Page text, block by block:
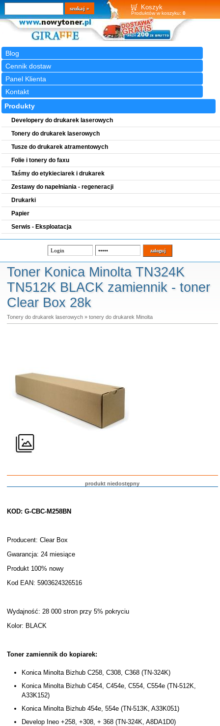
Koszyk
Produktów w koszyku: 0
Blog
Cennik dostaw
Panel Klienta
Kontakt
Wyszukiwarka
szukaj
Produkty
Developery do drukarek laserowych
Tonery do drukarek laserowych
Tusze do drukarek atramentowych
Folie i tonery do faxu
Taśmy do etykieciarek i drukarek
Zestawy do napełniania - regeneracji
Drukarki
Papier
Serwis - Eksploatacja
Toner Konica Minolta TN324K
TN512K BLACK zamiennik - toner
Clear Box 28k
Tonery do drukarek laserowych» tonery do drukarek Minolta
produkt niedostępny
KOD: G-CBC-M258BN
Producent: Clear Box
Gwarancja: 24 miesiące
Produkt 100% nowy
Kod EAN: 5903624326516
Wydajność: 28 000 stron przy 5% pokryciu
Kolor: BLACK
Toner zamiennik do kopiarek:
Konica Minolta Bizhub C258, C308, C368 (TN-324K)
Konica Minolta Bizhub C454, C454e, C554, C554e (TN-512K,
A33K152)
Konica Minolta Bizhub 454e, 554e (TN-513K, A33K051)
Develop Ineo +258, +308, + 368 (TN-324K, A8DA1D0)